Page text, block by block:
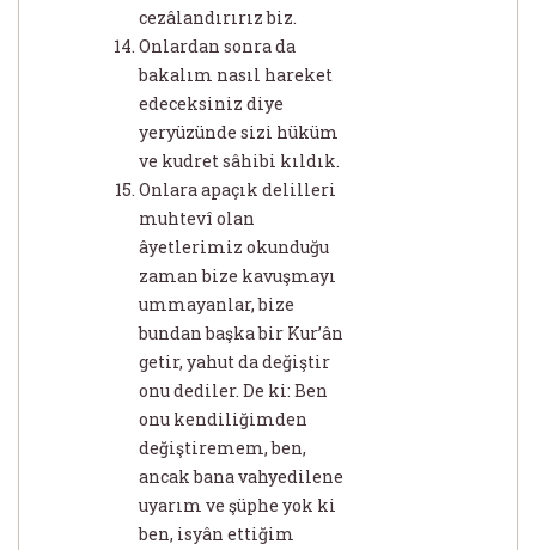
cezâlandırırız biz.
Onlardan sonra da
bakalım nasıl hareket
edeceksiniz diye
yeryüzünde sizi hüküm
ve kudret sâhibi kıldık.
Onlara apaçık delilleri
muhtevî olan
âyetlerimiz okunduğu
zaman bize kavuşmayı
ummayanlar, bize
bundan başka bir Kur’ân
getir, yahut da değiştir
onu dediler. De ki: Ben
onu kendiliğimden
değiştiremem, ben,
ancak bana vahyedilene
uyarım ve şüphe yok ki
ben, isyân ettiğim